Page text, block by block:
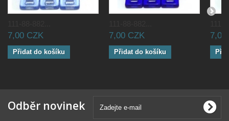
7,00 CZK
Přidat do košíku
7,00 CZK
Přidat do košíku
7,00
Odběr novinek